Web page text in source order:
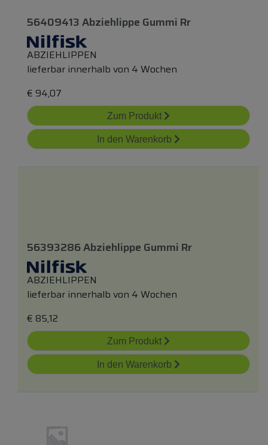
56409413 Abziehlippe Gummi Rr
ABZIEHLIPPEN
lieferbar innerhalb von 4 Wochen
€ 94,07
Zum Produkt
In den Warenkorb
56393286 Abziehlippe Gummi Rr
ABZIEHLIPPEN
lieferbar innerhalb von 4 Wochen
€ 85,12
Zum Produkt
In den Warenkorb